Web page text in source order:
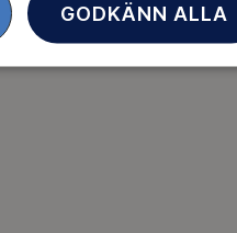
GODKÄNN ALLA